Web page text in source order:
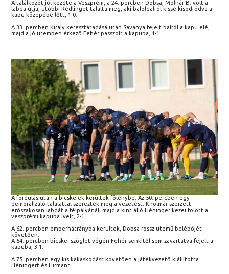
A találkozót jól kezdte a Veszprém, a 24. percben Dobsa, Molnár B. volt a
labda útja, utóbbi Rédlinget találta meg, aki baloldalról kissé kisodródva a
kapu közepébe lőtt, 1-0.
A 33. percben Király keresztátadása után Savanya fejelt balról a kapu elé,
majd a jó ütemben érkező Fehér passzolt a kapuba, 1-1.
A fordulás után a bicskeiek kerültek fölénybe. Az 50. percben egy
demoralizáló találattal szerezték meg a vezetést: Knolmár szerzett
erőszakosan labdát a félpályánál, majd a kint álló Héninger kezei fölött a
veszprémi kapuba ívelt, 2-1.
A 62. percben emberhátrányba kerültek, Dobsa rossz ütemű belépőjét
követően.
A 64. percben bicskei szöglet végén Fehér senkitől sem zavartatva fejelt a
kapuba, 3-1.
A 75. percben egy kis kakaskodást követően a játékvezető kiállította
Héningert és Hirmant.